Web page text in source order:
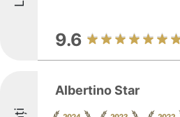
9.6
Albertino Star